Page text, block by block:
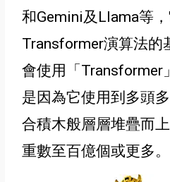
和Gemini及Llama等
Transformer演算法的
會使用
「 Transformer
是因為它使用到多頭
合積木般層層堆疊而
重數至百億個或更多。